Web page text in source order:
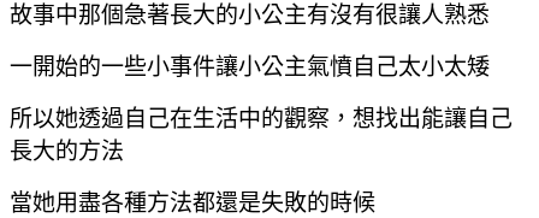
故事中那個急著長大的小公主有沒有很讓人熟悉
一開始的一些小事件讓小公主氣憤自己太小太矮
所以她透過自己在生活中的觀察，想找出能讓自己
長大的方法
當她用盡各種方法都還是失敗的時候